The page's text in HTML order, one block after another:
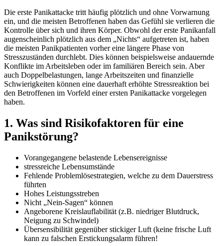
Die erste Panikattacke tritt häufig plötzlich und ohne Vorwarnung
ein, und die meisten Betroffenen haben das Gefühl sie verlieren die
Kontrolle über sich und ihren Körper. Obwohl der erste Panikanfall
augenscheinlich plötzlich aus dem „Nichts“ aufgetreten ist, haben
die meisten Panikpatienten vorher eine längere Phase von
Stresszuständen durchlebt. Dies können beispielsweise andauernde
Konflikte im Arbeitsleben oder im familiären Bereich sein. Aber
auch Doppelbelastungen, lange Arbeitszeiten und finanzielle
Schwierigkeiten können eine dauerhaft erhöhte Stressreaktion bei
den Betroffenen im Vorfeld einer ersten Panikattacke vorgelegen
haben.
1. Was sind Risikofaktoren für eine
Panikstörung?
Vorangegangene belastende Lebensereignisse
stressreiche Lebensumstände
Fehlende Problemlösestrategien, welche zu dem Dauerstress
führten
Hohes Leistungsstreben
Nicht „Nein-Sagen“ können
Angeborene Kreislauflabilität (z.B. niedriger Blutdruck,
Neigung zu Schwindel)
Übersensibilität gegenüber stickiger Luft (keine frische Luft
kann zu falschen Erstickungsalarm führen!